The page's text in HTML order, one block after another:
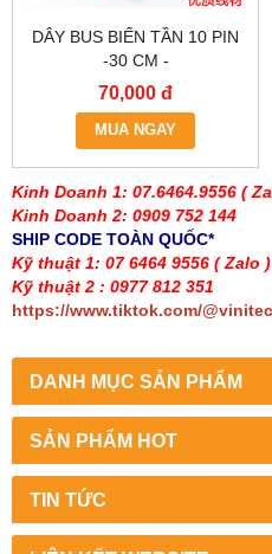
Kinh Doanh 1: 07.6464.9556 (
Kinh Doanh 2: 0909 752 144
SHIP CODE TOÀN QUỐC*
Kỹ thuật 1: 07 6464 9556 ( Zalo )
Kỹ thuật 2 : 0977 812 351
https://www.tiktok.com/
DANH MỤC SẢN PHẨM
SẢN PHẨM HOT
TIN TỨC
DÂY BUS BIẾN TẦN 10 PIN
-30 CM -
70,000 đ
MUA NGAY